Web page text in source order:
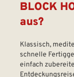
BLOCK
aus?
Klassisch,
schnelle
einfach